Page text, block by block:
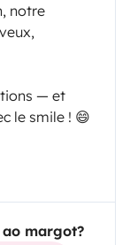
notre
— et
le smile ! 😄
margot?